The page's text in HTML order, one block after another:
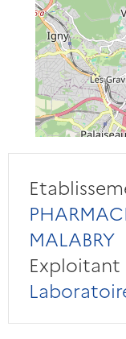
MALABRY
Exploitant